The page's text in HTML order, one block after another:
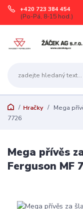
+420 723 384 454
(Po-Pá, 8-15 hod.)
Hračky
Mega
7726
Mega přívěs
Ferguson MF